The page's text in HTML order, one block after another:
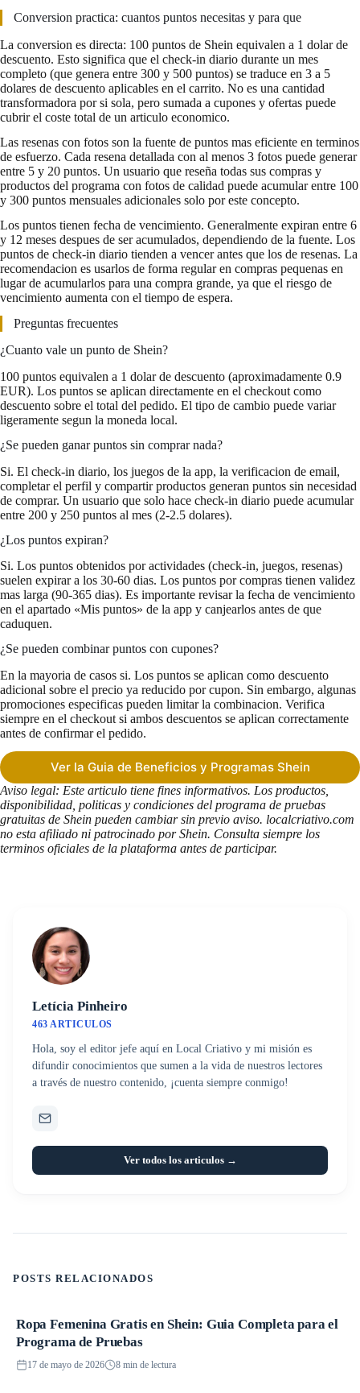
Conversion practica: cuantos puntos necesitas y para que
La conversion es directa: 100 puntos de Shein equivalen a 1 dolar de
descuento. Esto significa que el check-in diario durante un mes
completo (que genera entre 300 y 500 puntos) se traduce en 3 a 5
dolares de descuento aplicables en el carrito. No es una cantidad
transformadora por si sola, pero sumada a cupones y ofertas puede
cubrir el coste total de un articulo economico.
Las resenas con fotos son la fuente de puntos mas eficiente en terminos
de esfuerzo. Cada resena detallada con al menos 3 fotos puede generar
entre 5 y 20 puntos. Un usuario que reseña todas sus compras y
productos del programa con fotos de calidad puede acumular entre 100
y 300 puntos mensuales adicionales solo por este concepto.
Los puntos tienen fecha de vencimiento. Generalmente expiran entre 6
y 12 meses despues de ser acumulados, dependiendo de la fuente. Los
puntos de check-in diario tienden a vencer antes que los de resenas. La
recomendacion es usarlos de forma regular en compras pequenas en
lugar de acumularlos para una compra grande, ya que el riesgo de
vencimiento aumenta con el tiempo de espera.
Preguntas frecuentes
¿Cuanto vale un punto de Shein?
100 puntos equivalen a 1 dolar de descuento (aproximadamente 0.9
EUR). Los puntos se aplican directamente en el checkout como
descuento sobre el total del pedido. El tipo de cambio puede variar
ligeramente segun la moneda local.
¿Se pueden ganar puntos sin comprar nada?
Si. El check-in diario, los juegos de la app, la verificacion de email,
completar el perfil y compartir productos generan puntos sin necesidad
de comprar. Un usuario que solo hace check-in diario puede acumular
entre 200 y 250 puntos al mes (2-2.5 dolares).
¿Los puntos expiran?
Si. Los puntos obtenidos por actividades (check-in, juegos, resenas)
suelen expirar a los 30-60 dias. Los puntos por compras tienen validez
mas larga (90-365 dias). Es importante revisar la fecha de vencimiento
en el apartado «Mis puntos» de la app y canjearlos antes de que
caduquen.
¿Se pueden combinar puntos con cupones?
En la mayoria de casos si. Los puntos se aplican como descuento
adicional sobre el precio ya reducido por cupon. Sin embargo, algunas
promociones especificas pueden limitar la combinacion. Verifica
siempre en el checkout si ambos descuentos se aplican correctamente
antes de confirmar el pedido.
Ver la Guia de Beneficios y Programas Shein
Aviso legal: Este articulo tiene fines informativos. Los productos,
disponibilidad, politicas y condiciones del programa de pruebas
gratuitas de Shein pueden cambiar sin previo aviso. localcriativo.com
no esta afiliado ni patrocinado por Shein. Consulta siempre los
terminos oficiales de la plataforma antes de participar.
Letícia Pinheiro
463 ARTICULOS
Hola, soy el editor jefe aquí en Local Criativo y mi misión es
difundir conocimientos que sumen a la vida de nuestros lectores
a través de nuestro contenido, ¡cuenta siempre conmigo!
Ver todos los articulos →
POSTS RELACIONADOS
Promociones
Ropa Femenina Gratis en Shein: Guia Completa para el
Programa de Pruebas
17 de mayo de 2026 8 min de lectura